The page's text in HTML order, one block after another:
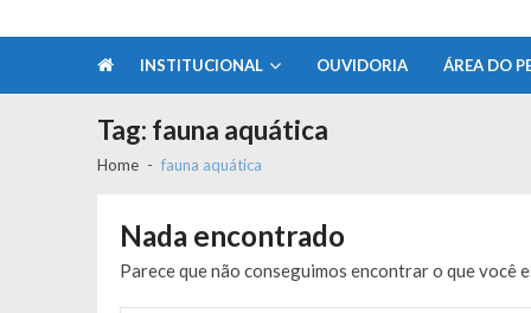
INSTITUCIONAL OUVIDORIA ÁREA DO
Tag: fauna aquática
Home fauna aquática
Nada encontrado
Parece que não conseguimos encontrar o que você